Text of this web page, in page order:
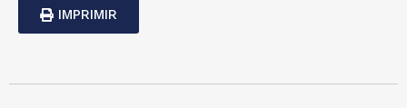
IMPRIMIR